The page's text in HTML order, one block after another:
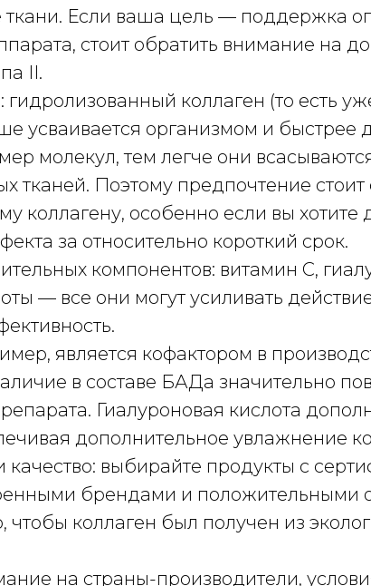
ткани. Если ваша цель — поддержка
стоит обратить внимание на
II.
коллаген (то есть
усваивается организмом и быстрее
молекул, тем легче они
тканей. Поэтому предпочтение стоит
коллагену, особенно если вы хотите
за относительно короткий срок.
компонентов: витамин С,
— все они могут усиливать
является кофактором в
в составе БАДа значительно
Гиалуроновая кислота
дополнительное увлажнение
качество: выбирайте продукты с
брендами и положительными
коллаген был получен из
на страны-производители,